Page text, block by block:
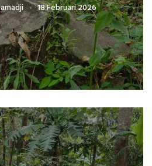
18 Februari 2026